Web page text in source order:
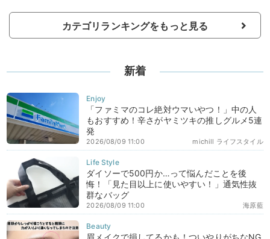
カテゴリランキングをもっと見る
新着
「ファミマのコレ絶対ウマいやつ！」中の人
もおすすめ！辛さがヤミツキの推しグルメ5連
発
michill ライフスタイル
2026/08/09 11:00
ダイソーで500円か…って悩んだことを後
悔！「見た目以上に使いやすい！」通気性抜
群なバッグ
海原藍
2026/08/09 11:00
眉メイクで損してるかも！ついやりがちなNG